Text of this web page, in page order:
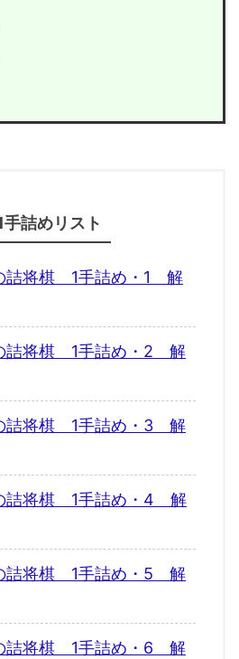
手詰めリスト
詰将棋 1手詰め・1 解
詰将棋 1手詰め・2 解
詰将棋 1手詰め・3 解
詰将棋 1手詰め・4 解
詰将棋 1手詰め・5 解
詰将棋 1手詰め・6 解